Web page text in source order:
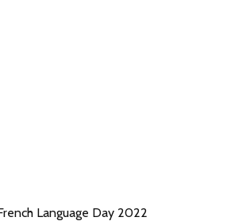
Language Day 2022